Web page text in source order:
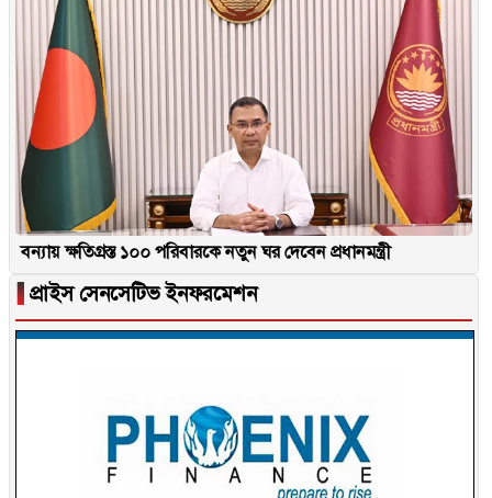
বন্যায় ক্ষতিগ্রস্ত ১০০ পরিবারকে নতুন ঘর দেবেন প্রধানমন্ত্রী
▐ প্রাইস সেনসেটিভ ইনফরমেশন